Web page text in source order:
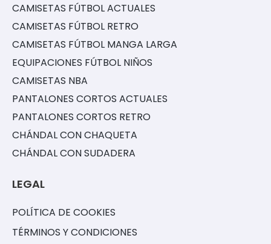
CAMISETAS FÚTBOL ACTUALES
CAMISETAS FÚTBOL RETRO
CAMISETAS FÚTBOL MANGA LARGA
EQUIPACIONES FÚTBOL NIÑOS
CAMISETAS NBA
PANTALONES CORTOS ACTUALES
PANTALONES CORTOS RETRO
CHÁNDAL CON CHAQUETA
CHÁNDAL CON SUDADERA
LEGAL
POLÍTICA DE COOKIES
TÉRMINOS Y CONDICIONES